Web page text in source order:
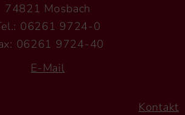
74821 Mosbach
06261 9724-0
06261 9724-40
E-Mail
Kontakt